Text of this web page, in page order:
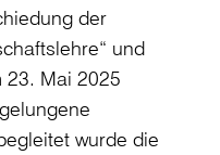
der
und
23. Mai 2025
wurde die